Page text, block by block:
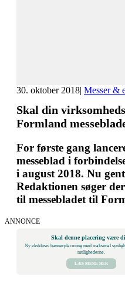
30. oktober 2018| Messer &
Skal din
Formland
For første gang
messeblad i
i august 2018. Nu
Redaktionen søger
til messebladet til
ANNONCE
Skal denne placering være
Ny eksklusiv bannerplacering med maksimal
mulighederne.
LÆS MERE HER